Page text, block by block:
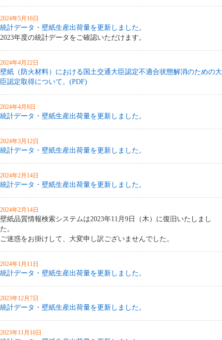
2024年5月16日
統計データ・壁紙生産出荷量を更新しました。
2023年度の統計データをご確認いただけます。
2024年4月22日
壁紙（防火材料）における国土交通大臣認定不適合状態解消のための大
臣認定取得について。(PDF)
2024年4月8日
統計データ・壁紙生産出荷量を更新しました。
2024年3月12日
統計データ・壁紙生産出荷量を更新しました。
2024年2月14日
統計データ・壁紙生産出荷量を更新しました。
2024年2月14日
壁紙品質情報検索システムは2023年11月9日（木）に復旧いたしまし
た。
ご迷惑をお掛けして、大変申し訳ございませんでした。
2024年1月11日
統計データ・壁紙生産出荷量を更新しました。
2023年12月7日
統計データ・壁紙生産出荷量を更新しました。
2023年11月10日